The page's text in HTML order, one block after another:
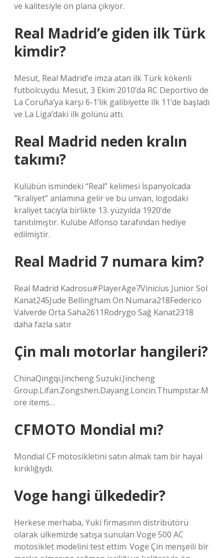
ve kalitesiyle ön plana çıkıyor.
Real Madrid’e giden ilk Türk
kimdir?
Mesut, Real Madrid’e imza atan ilk Türk kökenli
futbolcuydu. Mesut, 3 Ekim 2010’da RC Deportivo de
La Coruña’ya karşı 6-1’lik galibiyette ilk 11’de başladı
ve La Liga’daki ilk golünü attı.
Real Madrid neden kralın
takımı?
Kulübün ismindeki “Real” kelimesi İspanyolcada
“kraliyet” anlamına gelir ve bu ünvan, logodaki
kraliyet tacıyla birlikte 13. yüzyılda 1920’de
tanıtılmıştır. Kulübe Alfonso tarafından hediye
edilmiştir.
Real Madrid 7 numara kim?
Real Madrid Kadrosu#PlayerAge7Vinicius Junior Sol
Kanat245Jude Bellingham On Numara218Federico
Valverde Orta Saha2611Rodrygo Sağ Kanat2318
daha fazla satır
Çin malı motorlar hangileri?
ChinaQingqi.Jincheng Suzuki.Jincheng
Group.Lifan.Zongshen.Dayang.Loncin.Thumpstar.M
ore items…
CFMOTO Mondial mı?
Mondial CF motosikletini satın almak tam bir hayal
kırıklığıydı.
Voge hangi ülkededir?
Herkese merhaba, Yuki firmasının distribütörü
olarak ülkemizde satışa sunulan Voge 500 AC
motosiklet modelini test ettim. Voge Çin menşeili bir